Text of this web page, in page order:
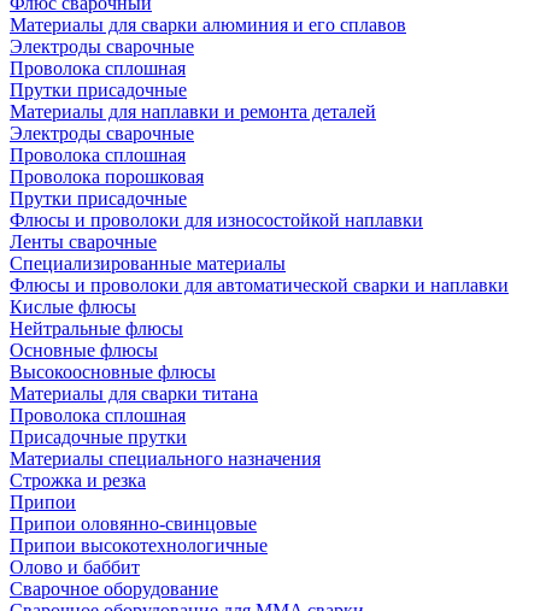
Материалы для сварки алюминия и его сплавов
Электроды сварочные
Проволока сплошная
Прутки присадочные
Материалы для наплавки и ремонта деталей
Электроды сварочные
Проволока сплошная
Проволока порошковая
Прутки присадочные
Флюсы и проволоки для износостойкой наплавки
Ленты сварочные
Специализированные материалы
Флюсы и проволоки для автоматической сварки и наплавки
Кислые флюсы
Нейтральные флюсы
Основные флюсы
Высокоосновные флюсы
Материалы для сварки титана
Проволока сплошная
Присадочные прутки
Материалы специального назначения
Строжка и резка
Припои
Припои оловянно-свинцовые
Припои высокотехнологичные
Олово и баббит
Сварочное оборудование